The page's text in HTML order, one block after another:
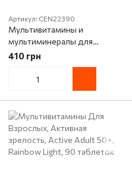
Артикул: CEN22390
Мультивитамины и
мультиминералы для
взрослых 50+, Sentry Senior,
Multivitamin & Multimineral
Supplement, Adults 50+, 21st
Century, 125 таблеток
410 грн